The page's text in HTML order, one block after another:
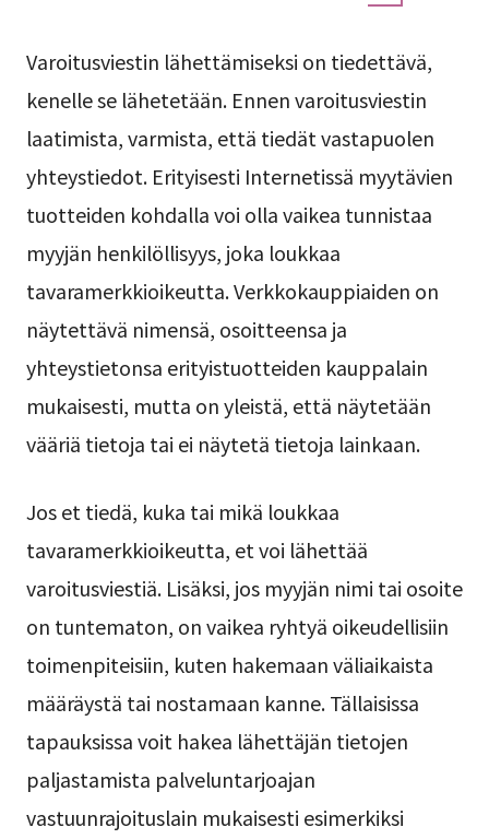
Varoitusviestin lähettämiseksi on tiedettävä,
kenelle se lähetetään. Ennen varoitusviestin
laatimista, varmista, että tiedät vastapuolen
yhteystiedot. Erityisesti Internetissä myytävien
tuotteiden kohdalla voi olla vaikea tunnistaa
myyjän henkilöllisyys, joka loukkaa
tavaramerkkioikeutta. Verkkokauppiaiden on
näytettävä nimensä, osoitteensa ja
yhteystietonsa erityistuotteiden kauppalain
mukaisesti, mutta on yleistä, että näytetään
vääriä tietoja tai ei näytetä tietoja lainkaan.
Jos et tiedä, kuka tai mikä loukkaa
tavaramerkkioikeutta, et voi lähettää
varoitusviestiä. Lisäksi, jos myyjän nimi tai osoite
on tuntematon, on vaikea ryhtyä oikeudellisiin
toimenpiteisiin, kuten hakemaan väliaikaista
määräystä tai nostamaan kanne. Tällaisissa
tapauksissa voit hakea lähettäjän tietojen
paljastamista palveluntarjoajan
vastuunrajoituslain mukaisesti esimerkiksi